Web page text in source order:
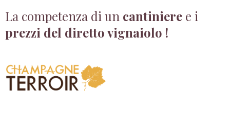
La competenza di un cantiniere e i
prezzi del diretto vignaiolo !